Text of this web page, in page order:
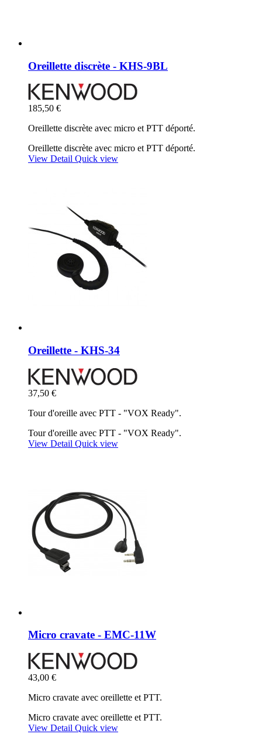
Oreillette discrète - KHS-9BL
185,50 €
Oreillette discrète avec micro et PTT déporté.
Oreillette discrète avec micro et PTT déporté.
View Detail Quick view
Oreillette - KHS-34
37,50 €
Tour d'oreille avec PTT - "VOX Ready".
Tour d'oreille avec PTT - "VOX Ready".
View Detail Quick view
Micro cravate - EMC-11W
43,00 €
Micro cravate avec oreillette et PTT.
Micro cravate avec oreillette et PTT.
View Detail Quick view